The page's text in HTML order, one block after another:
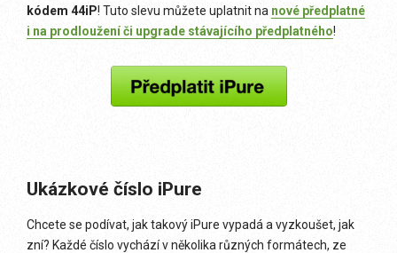
kódem 44iP! Tuto slevu můžete uplatnit na nové předplatné
i na prodloužení či upgrade stávajícího předplatného!
Ukázkové číslo iPure
Chcete se podívat, jak takový iPure vypadá a vyzkoušet, jak
zní? Každé číslo vychází v několika různých formátech, ze